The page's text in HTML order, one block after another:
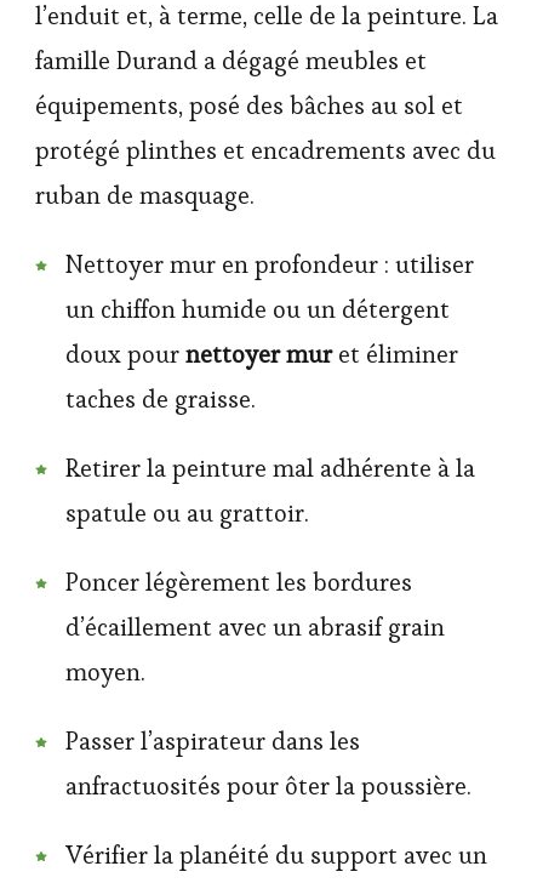
l’enduit et, à terme, celle de la peinture. La
famille Durand a dégagé meubles et
équipements, posé des bâches au sol et
protégé plinthes et encadrements avec du
ruban de masquage.
Nettoyer mur en profondeur : utiliser
un chiffon humide ou un détergent
doux pournettoyer muret éliminer
taches de graisse.
Retirer la peinture mal adhérente à la
spatule ou au grattoir.
Poncer légèrement les bordures
d’écaillement avec un abrasif grain
moyen.
Passer l’aspirateur dans les
anfractuosités pour ôter la poussière.
Vérifier la planéité du support avec un